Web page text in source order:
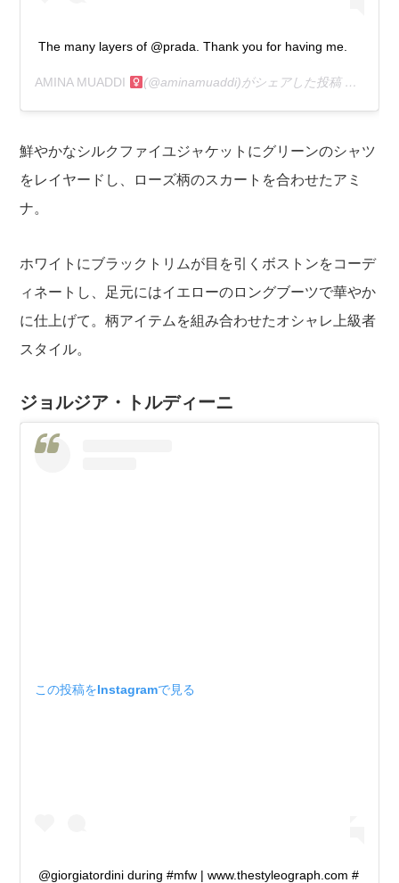
The many layers of @prada. Thank you for having me.
AMINA MUADDI ‍ (@aminamuaddi)がシェアした投稿 –
鮮やかなシルクファイユジャケットにグリーンのシャツ
をレイヤードし、ローズ柄のスカートを合わせたアミ
ナ。
ホワイトにブラックトリムが目を引くボストンをコーデ
ィネートし、足元にはイエローのロングブーツで華やか
に仕上げて。柄アイテムを組み合わせたオシャレ上級者
スタイル。
ジョルジア・トルディーニ
この投稿をInstagramで見る
@giorgiatordini during #mfw | www.thestyleograph.com #